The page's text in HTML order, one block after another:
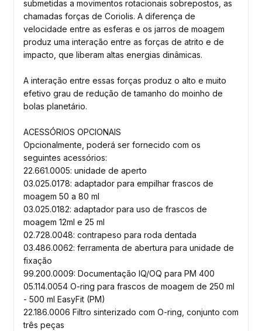
submetidas a movimentos rotacionais sobrepostos, as
chamadas forças de Coriolis. A diferença de
velocidade entre as esferas e os jarros de moagem
produz uma interação entre as forças de atrito e de
impacto, que liberam altas energias dinâmicas.
A interação entre essas forças produz o alto e muito
efetivo grau de redução de tamanho do moinho de
bolas planetário.
ACESSÓRIOS OPCIONAIS
Opcionalmente, poderá ser fornecido com os
seguintes acessórios:
22.661.0005: unidade de aperto
03.025.0178: adaptador para empilhar frascos de
moagem 50 a 80 ml
03.025.0182: adaptador para uso de frascos de
moagem 12ml e 25 ml
02.728.0048: contrapeso para roda dentada
03.486.0062: ferramenta de abertura para unidade de
fixação
99.200.0009: Documentação IQ/OQ para PM 400
05.114.0054 O-ring para frascos de moagem de 250 ml
- 500 ml EasyFit (PM)
22.186.0006 Filtro sinterizado com O-ring, conjunto com
três peças